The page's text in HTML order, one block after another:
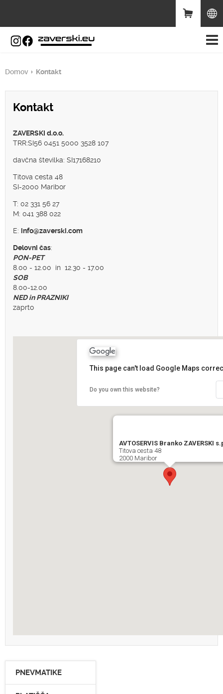
Domov Kontakt
Kontakt
ZAVERSKI d.o.o.
TRR:SI56 0451 5000 3528 107
davčna številka: SI17168210
Titova cesta 48
SI-2000 Maribor
T: 02 331 56 27
M: 041 388 022
E: info@zaverski.com
Delovni čas:
PON-PET
8.00 - 12.00 in 12.30 - 17.00
SOB
8.00-12.00
NED in PRAZNIKI
zaprto
AVTOSERVIS Branko ZAVERSKI
Titova cesta 48
2000 Maribor
This page can't load Google Maps
Do you own this website?
PNEVMATIKE